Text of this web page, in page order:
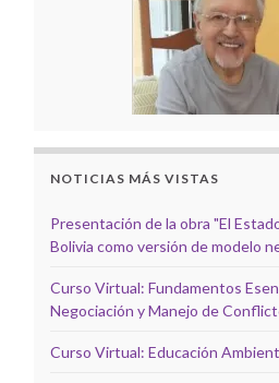
NOTICIAS MÁS VISTAS
Presentación de la obra "El
Bolivia como versión de modelo
Curso Virtual: Fundamentos
Negociación y Manejo de
Curso Virtual: Educación